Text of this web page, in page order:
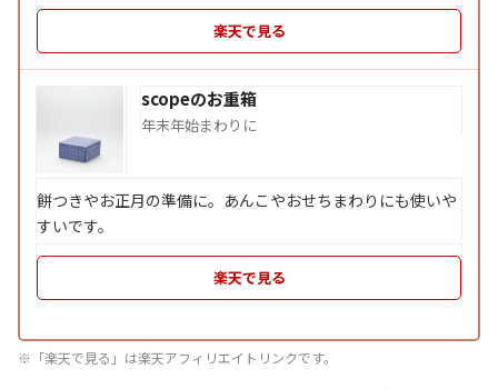
楽天で見る
scopeのお重箱
年末年始まわりに
餅つきやお正月の準備に。あんこやおせちまわりにも使いや
すいです。
楽天で見る
※「楽天で見る」は楽天アフィリエイトリンクです。